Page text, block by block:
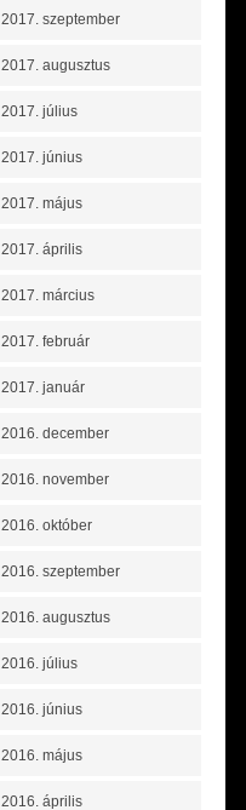
2017. szeptember
2017. augusztus
2017. július
2017. június
2017. május
2017. április
2017. március
2017. február
2017. január
2016. december
2016. november
2016. október
2016. szeptember
2016. augusztus
2016. július
2016. június
2016. május
2016. április